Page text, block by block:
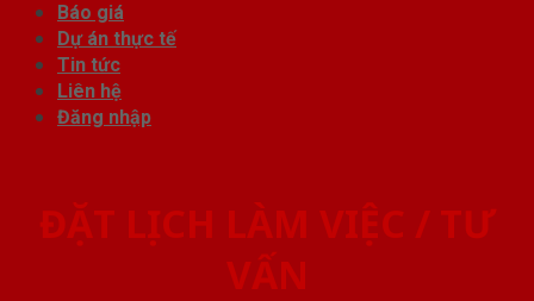
Báo giá
Dự án thực tế
Tin tức
Liên hệ
Đăng nhập
ĐẶT LỊCH LÀM VIỆC / TƯ
VẤN